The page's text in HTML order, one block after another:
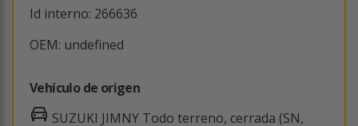
Id interno: 266636
OEM: undefined
Vehículo de origen
SUZUKI JIMNY Todo terreno, cerrada (SN,